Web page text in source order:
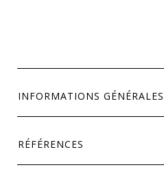
INFORMATIONS GÉNÉRALES
RÉFÉRENCES